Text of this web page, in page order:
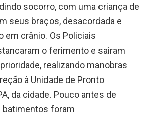
socorro, com uma criança de
seus braços, desacordada e
em crânio. Os Policiais
o ferimento e sairam
realizando manobras
à Unidade de Pronto
da cidade. Pouco antes de
batimentos foram